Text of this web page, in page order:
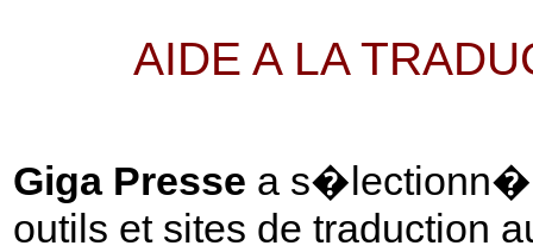
AIDE A LA
Giga Presse a s�lectionn�
outils et sites de traduction